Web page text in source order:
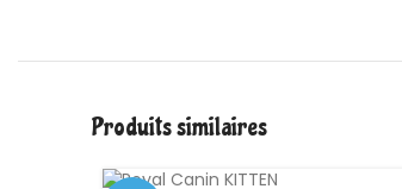
Produits similaires